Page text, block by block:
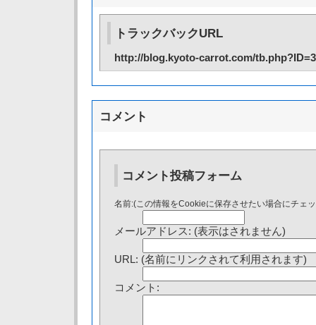
トラックバックURL
http://blog.kyoto-carrot.com/
コメント
コメント投稿フォーム
名前:(この情報をCookieに保存させたい場合にチェ
メールアドレス: (表示はされません)
URL: (名前にリンクされて利用されます)
コメント: